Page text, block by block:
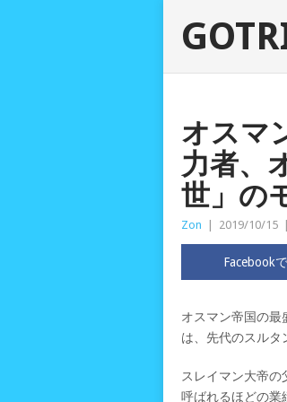
オスマ
力者、
世」の
Zon 2019/10/15
Facebook
オスマン帝国の最
は、先代のスルタ
スレイマン大帝の
呼ばれるほどの業